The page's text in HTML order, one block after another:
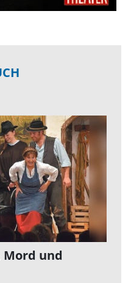
Mord und